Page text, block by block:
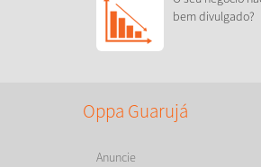
bem divulgado?
Oppa Guarujá
Anuncie